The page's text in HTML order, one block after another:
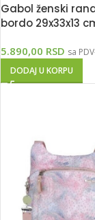
Gabol ženski
bordo 29x33x13
5.890,00 RSD sa
DODAJ U KORPU